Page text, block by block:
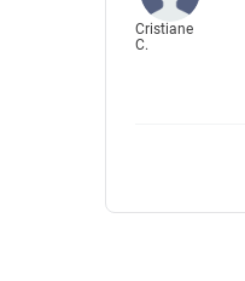
Cristiane
C.